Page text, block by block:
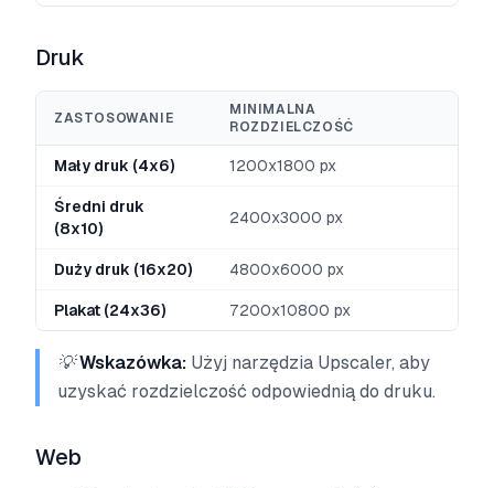
Druk
ZASTOSOWANIE
MINIMALNA
ROZDZIELCZOŚĆ
Mały druk (4x6) 1200x1800 px
Średni druk
(8x10)
2400x3000 px
Duży druk (16x20) 4800x6000 px
Plakat (24x36) 7200x10800 px
💡Wskazówka: Użyj narzędzia Upscaler, aby
uzyskać rozdzielczość odpowiednią do druku.
Web